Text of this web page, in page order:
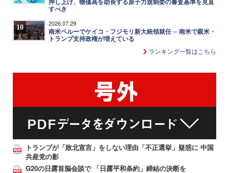
すべき
10 2026.07.29
南米ペルーでケイコ・フジモリ新大統領就任 ─ 南米で親米・
トランプ支持政権が増えている
ランキング一覧はこちら
トランプが「敗北宣言」をしない理由「不正選挙」疑惑に 中国
共産党の影
G20の日露首脳会談で 「日露平和条約」締結の決断を